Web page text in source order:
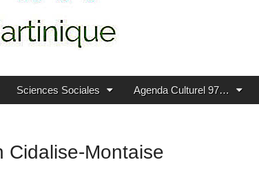
Sciences Sociales Agenda Culturel 97…
Cidalise-Montaise